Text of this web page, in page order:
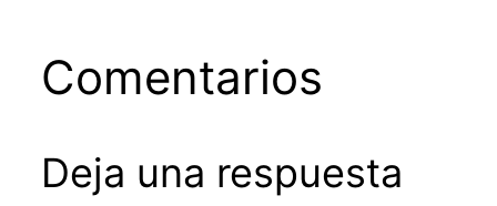
Comentarios
Deja una respuesta